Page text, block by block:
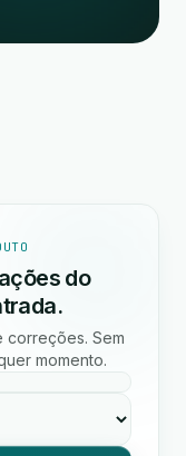
do
correções. Sem
momento.